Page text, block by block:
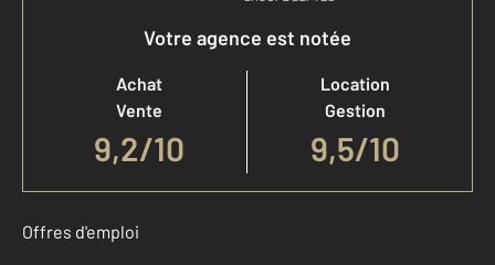
Votre agence est notée
Achat
Vente
9,2/10
Location
Gestion
9,5/10
Offres d'emploi